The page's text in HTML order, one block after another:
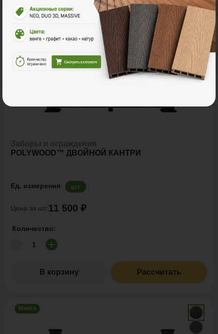
Много
POLYWOOD™ ДВОЙНОЙ КАНТРИ
Ед. измерения шт
Цена за шт:11 500 ₽
Количество:
В корзину Рассчитать
Много